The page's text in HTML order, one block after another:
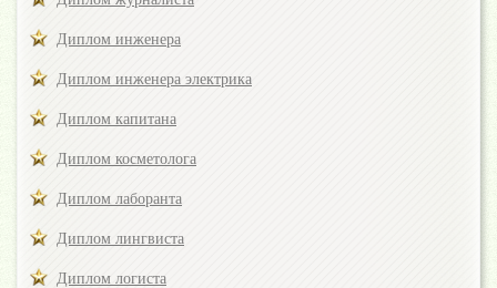
Диплом инженера
Диплом инженера электрика
Диплом капитана
Диплом косметолога
Диплом лаборанта
Диплом лингвиста
Диплом логиста